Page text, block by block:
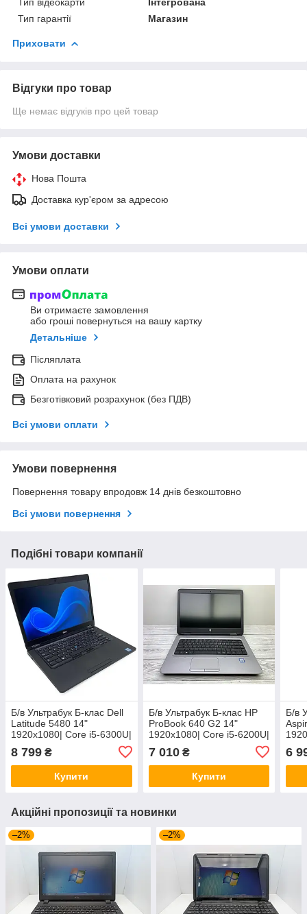
Тип гарантії
Магазин
Приховати
Відгуки про товар
Ще немає відгуків про цей товар
Умови доставки
Нова Пошта
Доставка кур'єром за адресою
Всі умови доставки
Умови оплати
Ви отримаєте замовлення
або гроші повернуться на вашу картку
Детальніше
Післяплата
Оплата на рахунок
Безготівковий розрахунок (без ПДВ)
Всі умови оплати
Умови повернення
Повернення товару впродовж 14 днів безкоштовно
Всі умови повернення
Подібні товари компанії
Б/в Ультрабук Б-клас Dell
Latitude 5480 14"
1920x1080| Core i5-6300U|
8 GB RAM| 512 GB SSD|
HD 520
8 799 ₴
Купити
Б/в Ультрабук Б-клас HP
ProBook 640 G2 14"
1920x1080| Core i5-6200U|
8 GB RAM| 120 GB SSD|
HD 520
7 010₴
Купити
Б/в
HD
6
Акційні пропозиції та новинки
–2% –2%